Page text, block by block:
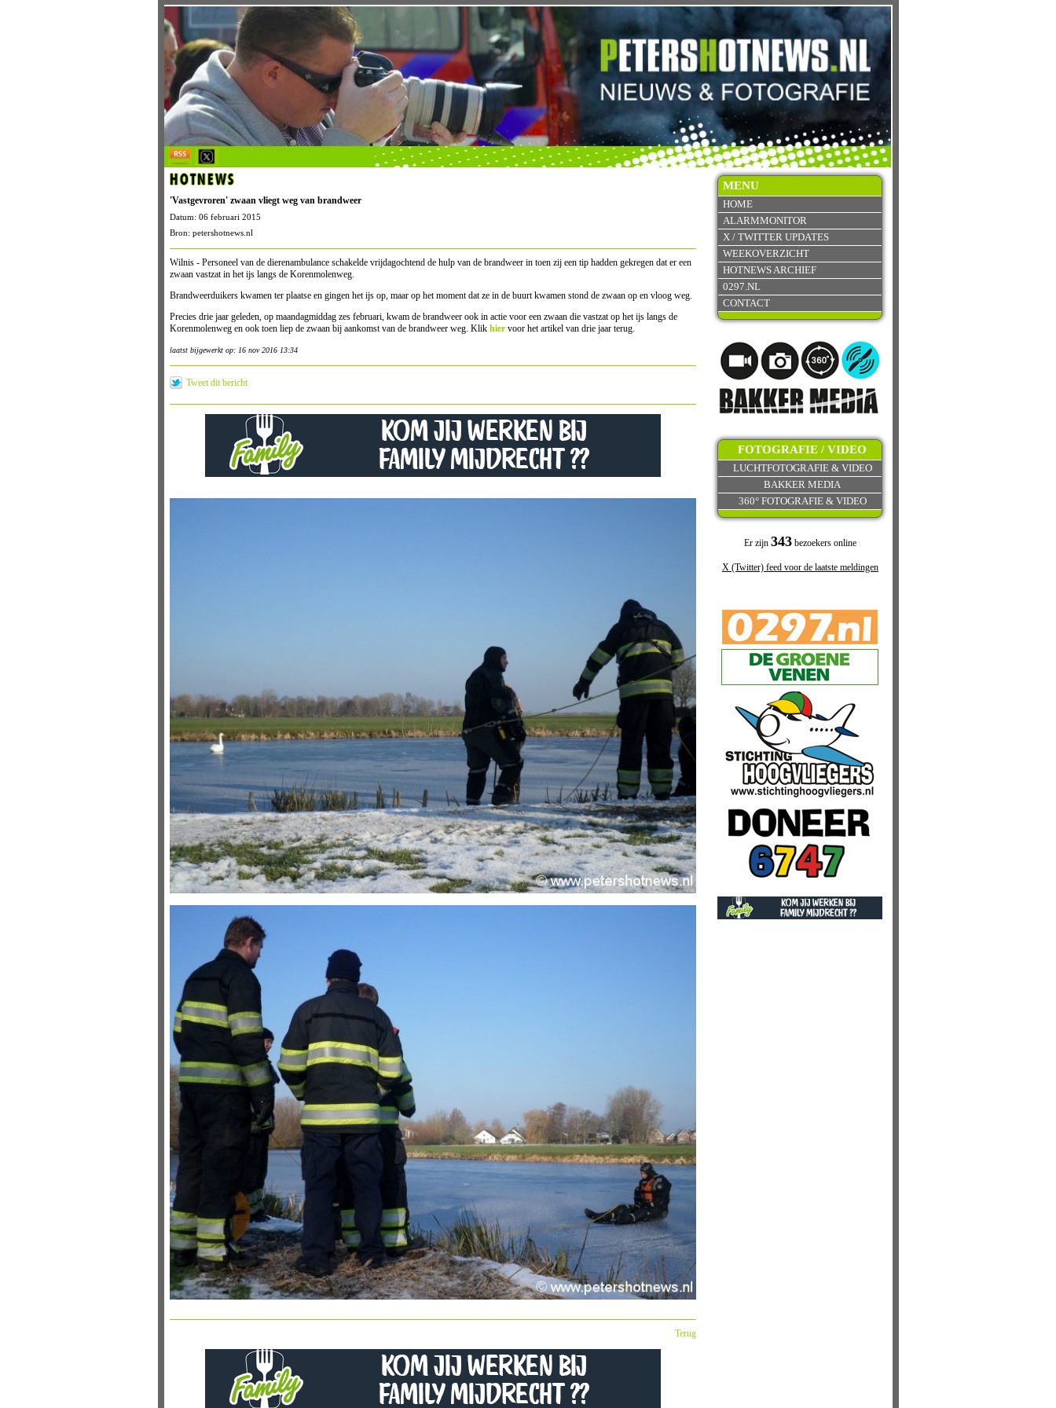
MENU
HOME
ALARMMONITOR
X / TWITTER UPDATES
WEEKOVERZICHT
HOTNEWS ARCHIEF
0297.NL
CONTACT
FOTOGRAFIE / VIDEO
LUCHTFOTOGRAFIE & VIDEO
BAKKER MEDIA
360° FOTOGRAFIE & VIDEO
Er zijn 343bezoekers online
X (Twitter) feed voor de laatste meldingen
HOTNEWS
'Vastgevroren' zwaan vliegt weg van brandweer
Datum: 06 februari 2015
Bron: petershotnews.nl
Wilnis - Personeel van de dierenambulance schakelde vrijdagochtend de hulp van de brandweer in toen zij een tip hadden gekregen dat er een
zwaan vastzat in het ijs langs de Korenmolenweg.
Brandweerduikers kwamen ter plaatse en gingen het ijs op, maar op het moment dat ze in de buurt kwamen stond de zwaan op en vloog weg.
Precies drie jaar geleden, op maandagmiddag zes februari, kwam de brandweer ook in actie voor een zwaan die vastzat op het ijs langs de
Korenmolenweg en ook toen liep de zwaan bij aankomst van de brandweer weg. Klik hiervoor het artikel van drie jaar terug.
laatst bijgewerkt op: 16 nov 2016 13:34
Tweet dit bericht
Terug